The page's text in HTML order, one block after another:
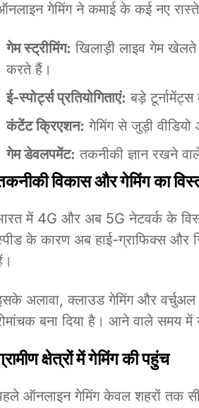
गेमिंग ने कमाई के कई नए
गेम स्ट्रीमिंग: खिलाड़ी लाइव गेम
करते हैं।
ई-स्पोर्ट्स प्रतियोगिताएं: बड़े
कंटेंट क्रिएशन: गेमिंग से जुड़ी
गेम डेवलपमेंट: तकनीकी ज्ञान रखने
विकास और गेमिंग का
में 4G और अब 5G नेटवर्क के
के कारण अब हाई-ग्राफिक्स और
अलावा, क्लाउड गेमिंग और
बना दिया है। आने वाले समय
क्षेत्रों में गेमिंग की पहुंच
ऑनलाइन गेमिंग केवल शहरों तक